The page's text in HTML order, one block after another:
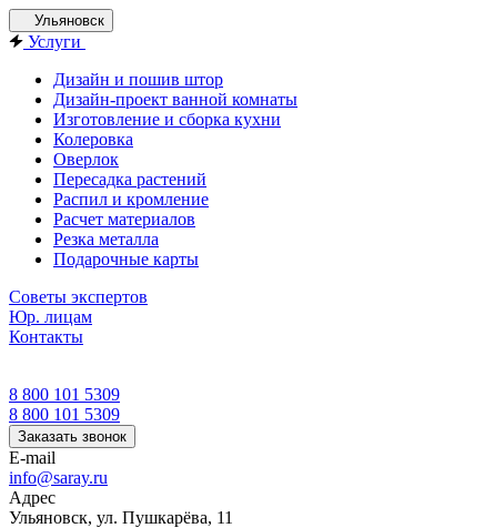
Ульяновск
Услуги
Дизайн и пошив штор
Дизайн-проект ванной комнаты
Изготовление и сборка кухни
Колеровка
Оверлок
Пересадка растений
Распил и кромление
Расчет материалов
Резка металла
Подарочные карты
Советы экспертов
Юр. лицам
Контакты
8 800 101 5309
8 800 101 5309
Заказать звонок
E-mail
info@saray.ru
Адрес
Ульяновск, ул. Пушкарёва, 11